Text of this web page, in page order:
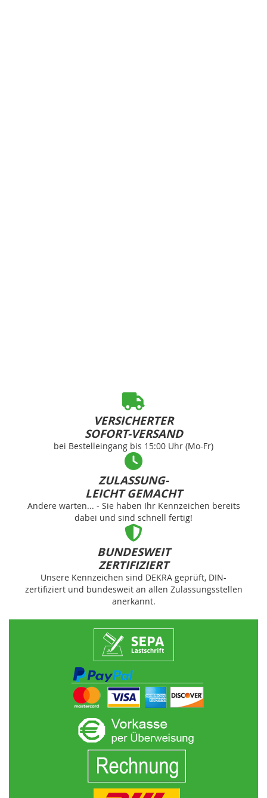
VERSICHERTER
SOFORT-VERSAND
bei Bestelleingang bis 15:00 Uhr (Mo-Fr)
ZULASSUNG-
LEICHT GEMACHT
Andere warten... - Sie haben Ihr Kennzeichen bereits
dabei und sind schnell fertig!
BUNDESWEIT
ZERTIFIZIERT
Unsere Kennzeichen sind DEKRA geprüft, DIN-
zertifiziert und bundesweit an allen Zulassungsstellen
anerkannt.